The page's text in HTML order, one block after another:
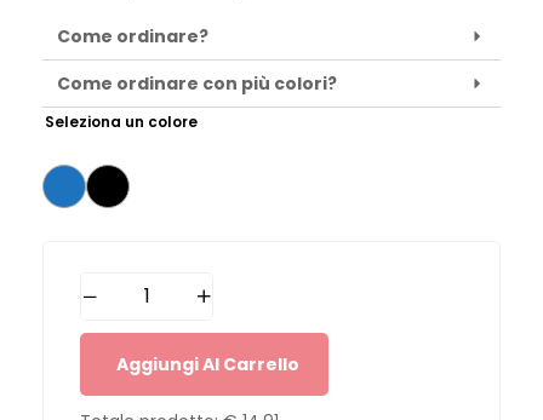
Come ordinare?
Come ordinare con più colori?
Seleziona un colore
Aggiungi Al Carrello